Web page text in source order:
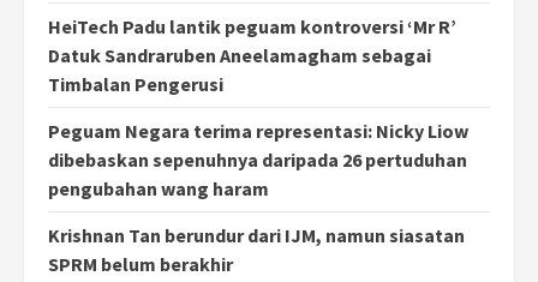
HeiTech Padu lantik peguam kontroversi ‘Mr R’
Datuk Sandraruben Aneelamagham sebagai
Timbalan Pengerusi
Peguam Negara terima representasi: Nicky Liow
dibebaskan sepenuhnya daripada 26 pertuduhan
pengubahan wang haram
Krishnan Tan berundur dari IJM, namun siasatan
SPRM belum berakhir